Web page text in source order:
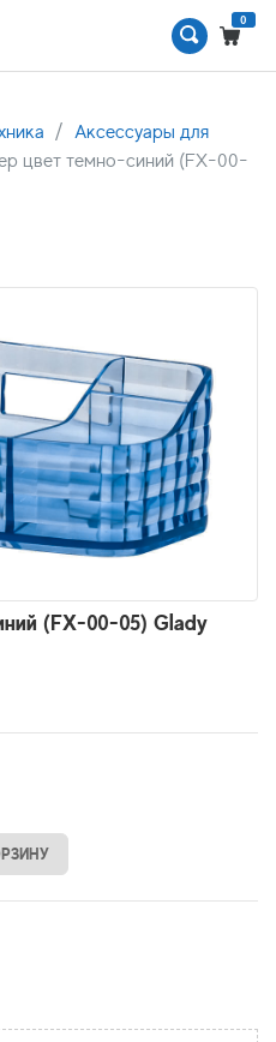
0
Аксессуары для
цвет темно-синий (FX-00-
(FX-00-05) Glady